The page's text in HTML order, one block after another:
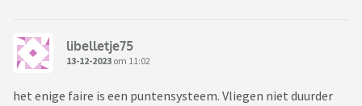
libelletje75
13-12-2023 om 11:02
het enige faire is een puntensysteem. Vliegen niet duurder